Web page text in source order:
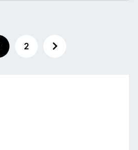
2